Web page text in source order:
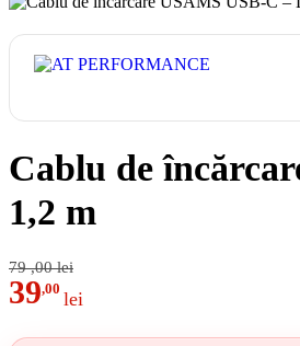
Cablu de
1,2 m
79 ,00 lei
39,00 lei